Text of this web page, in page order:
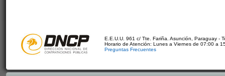
E.E.U.U. 961 c/ Tte. Fariña. Asunción, Paraguay -
Horario de Atención: Lunes a Viernes de 07:00 a
Preguntas Frecuentes